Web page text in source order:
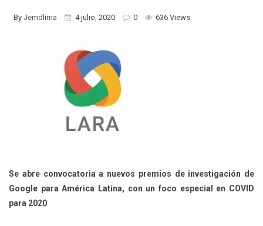
By Jemdlima 4 julio, 2020 0 636 Views
Se abre convocatoria a nuevos premios de investigación de
Google para América Latina, con un foco especial en COVID
para 2020